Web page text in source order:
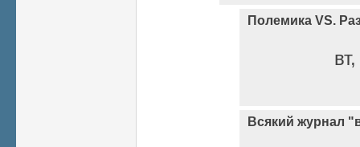
Полемика VS.
Всякий журнал